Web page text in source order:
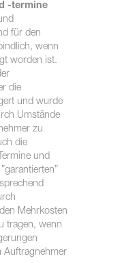
-termine
für den
wenn
worden ist.
die
und wurde
Umstände
zu
die
und
Mehrkosten
tragen, wenn
Auftragnehmer